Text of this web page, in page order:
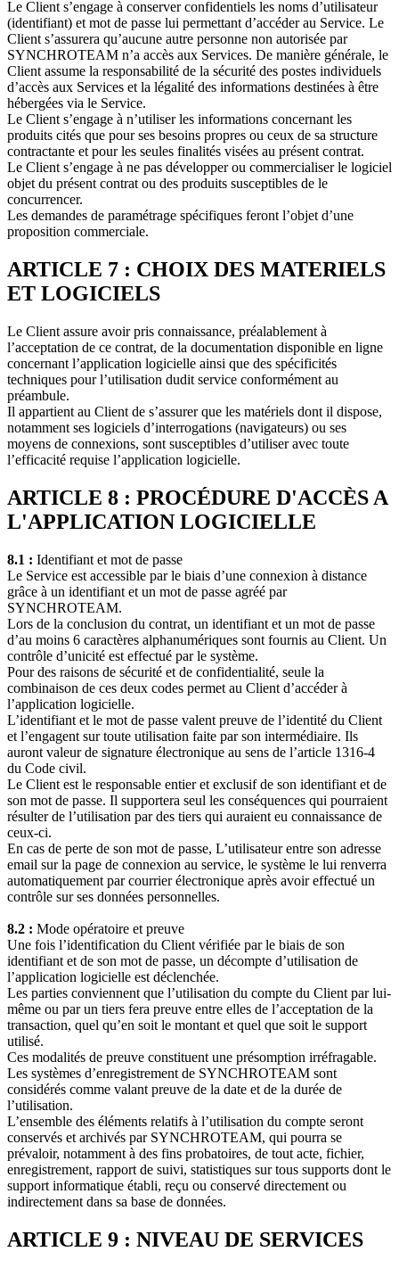
Le Client s’engage à conserver confidentiels les noms d’utilisateur
(identifiant) et mot de passe lui permettant d’accéder au Service. Le
Client s’assurera qu’aucune autre personne non autorisée par
SYNCHROTEAM n’a accès aux Services. De manière générale, le
Client assume la responsabilité de la sécurité des postes individuels
d’accès aux Services et la légalité des informations destinées à être
hébergées via le Service.
Le Client s’engage à n’utiliser les informations concernant les
produits cités que pour ses besoins propres ou ceux de sa structure
contractante et pour les seules finalités visées au présent contrat.
Le Client s’engage à ne pas développer ou commercialiser le logiciel
objet du présent contrat ou des produits susceptibles de le
concurrencer.
Les demandes de paramétrage spécifiques feront l’objet d’une
proposition commerciale.
ARTICLE 7 : CHOIX DES MATERIELS
ET LOGICIELS
Le Client assure avoir pris connaissance, préalablement à
l’acceptation de ce contrat, de la documentation disponible en ligne
concernant l’application logicielle ainsi que des spécificités
techniques pour l’utilisation dudit service conformément au
préambule.
Il appartient au Client de s’assurer que les matériels dont il dispose,
notamment ses logiciels d’interrogations (navigateurs) ou ses
moyens de connexions, sont susceptibles d’utiliser avec toute
l’efficacité requise l’application logicielle.
ARTICLE 8 : PROCÉDURE D'ACCÈS A
L'APPLICATION LOGICIELLE
8.1 : Identifiant et mot de passe
Le Service est accessible par le biais d’une connexion à distance
grâce à un identifiant et un mot de passe agréé par
SYNCHROTEAM.
Lors de la conclusion du contrat, un identifiant et un mot de passe
d’au moins 6 caractères alphanumériques sont fournis au Client. Un
contrôle d’unicité est effectué par le système.
Pour des raisons de sécurité et de confidentialité, seule la
combinaison de ces deux codes permet au Client d’accéder à
l’application logicielle.
L’identifiant et le mot de passe valent preuve de l’identité du Client
et l’engagent sur toute utilisation faite par son intermédiaire. Ils
auront valeur de signature électronique au sens de l’article 1316-4
du Code civil.
Le Client est le responsable entier et exclusif de son identifiant et de
son mot de passe. Il supportera seul les conséquences qui pourraient
résulter de l’utilisation par des tiers qui auraient eu connaissance de
ceux-ci.
En cas de perte de son mot de passe, L’utilisateur entre son adresse
email sur la page de connexion au service, le système le lui renverra
automatiquement par courrier électronique après avoir effectué un
contrôle sur ses données personnelles.
8.2 : Mode opératoire et preuve
Une fois l’identification du Client vérifiée par le biais de son
identifiant et de son mot de passe, un décompte d’utilisation de
l’application logicielle est déclenchée.
Les parties conviennent que l’utilisation du compte du Client par lui-
même ou par un tiers fera preuve entre elles de l’acceptation de la
transaction, quel qu’en soit le montant et quel que soit le support
utilisé.
Ces modalités de preuve constituent une présomption irréfragable.
Les systèmes d’enregistrement de SYNCHROTEAM sont
considérés comme valant preuve de la date et de la durée de
l’utilisation.
L’ensemble des éléments relatifs à l’utilisation du compte seront
conservés et archivés par SYNCHROTEAM, qui pourra se
prévaloir, notamment à des fins probatoires, de tout acte, fichier,
enregistrement, rapport de suivi, statistiques sur tous supports dont le
support informatique établi, reçu ou conservé directement ou
indirectement dans sa base de données.
ARTICLE 9 : NIVEAU DE SERVICES